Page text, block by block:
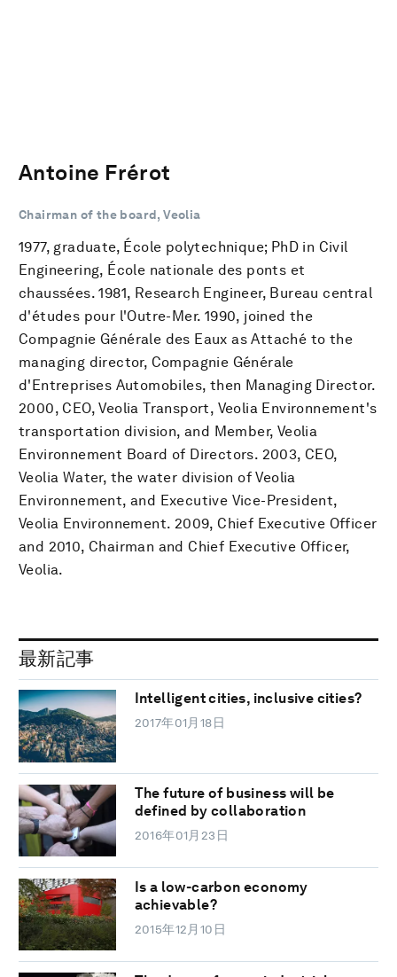
Antoine Frérot
Chairman of the board, Veolia
1977, graduate, École polytechnique; PhD in Civil
Engineering, École nationale des ponts et
chaussées. 1981, Research Engineer, Bureau central
d'études pour l'Outre-Mer. 1990, joined the
Compagnie Générale des Eaux as Attaché to the
managing director, Compagnie Générale
d'Entreprises Automobiles, then Managing Director.
2000, CEO, Veolia Transport, Veolia Environnement's
transportation division, and Member, Veolia
Environnement Board of Directors. 2003, CEO,
Veolia Water, the water division of Veolia
Environnement, and Executive Vice-President,
Veolia Environnement. 2009, Chief Executive Officer
and 2010, Chairman and Chief Executive Officer,
Veolia.
最新記事
Intelligent cities, inclusive cities?
2017年01月18日
The future of business will be
defined by collaboration
2016年01月23日
Is a low-carbon economy
achievable?
2015年12月10日